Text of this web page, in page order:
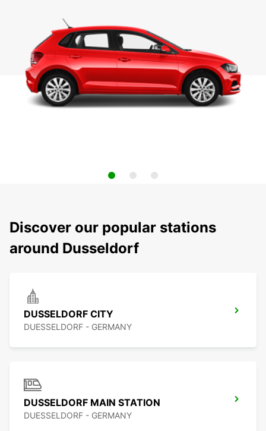
Discover our popular stations
around Dusseldorf
DUSSELDORF CITY
DUESSELDORF - GERMANY
DUSSELDORF MAIN STATION
DUESSELDORF - GERMANY